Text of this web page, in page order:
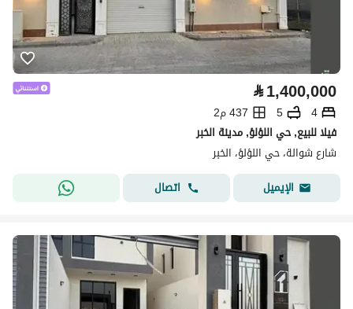
⃁1,400,000
4
5
437 م2
فيلا للبيع, حي اللؤلؤ, مدينة الخبر
شارع شوالة، حي اللؤلؤ، الخبر
الإيميل
اتصال